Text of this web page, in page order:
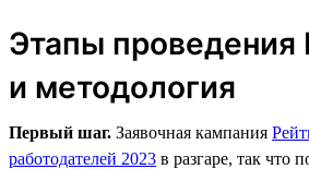
Этапы проведения
и методология
Первый шаг. Заявочная кампания
работодателей 2023 в разгаре, так что